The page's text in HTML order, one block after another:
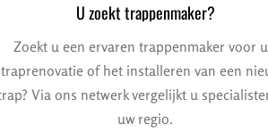
U zoekt trappenmaker?
Zoekt u een ervaren trappenmaker voor
traprenovatie of het installeren van een
Via ons netwerk vergelijkt u
uw regio.